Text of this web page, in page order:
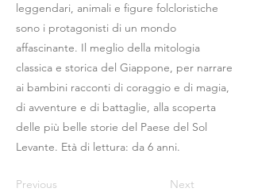
leggendari, animali e figure folcloristiche
sono i protagonisti di un mondo
affascinante. Il meglio della mitologia
classica e storica del Giappone, per narrare
ai bambini racconti di coraggio e di magia,
di avventure e di battaglie, alla scoperta
delle più belle storie del Paese del Sol
Levante. Età di lettura: da 6 anni.
Previous Next